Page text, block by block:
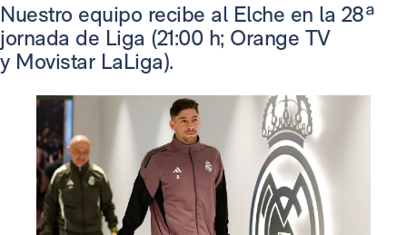
Nuestro equipo recibe al Elche en la 28ª
jornada de Liga (21:00 h; Orange TV
y Movistar LaLiga).